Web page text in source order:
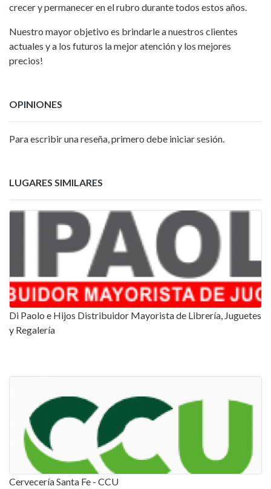
crecer y permanecer en el rubro durante todos estos años.
Nuestro mayor objetivo es brindarle a nuestros clientes
actuales y a los futuros la mejor atención y los mejores
precios!
OPINIONES
Para escribir una reseña, primero debe iniciar sesión.
LUGARES SIMILARES
Di Paolo e Hijos Distribuidor Mayorista de Librería, Juguetes
y Regalería
Cervecería Santa Fe - CCU